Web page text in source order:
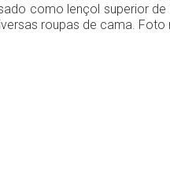
como lençol superior
roupas de cama. Foto